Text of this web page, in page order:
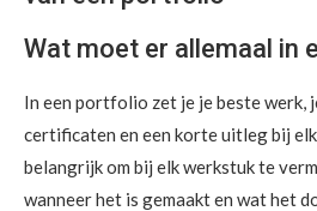
Wat moet er allemaal in
In een portfolio zet je je beste werk,
certificaten en een korte uitleg bij
belangrijk om bij elk werkstuk te
wanneer het is gemaakt en wat het